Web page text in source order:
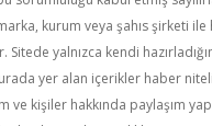
kurum veya şahıs şirketi ile
Sitede yalnızca kendi
yer alan içerikler haber
ve kişiler hakkında paylaşım